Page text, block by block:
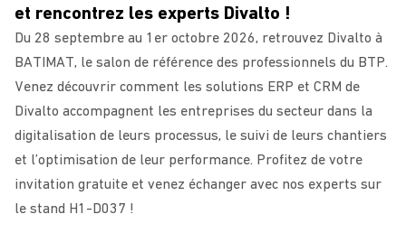
et rencontrez les experts Divalto !
Du 28 septembre au 1er octobre 2026, retrouvez Divalto à
BATIMAT, le salon de référence des professionnels du BTP.
Venez découvrir comment les solutions ERP et CRM de
Divalto accompagnent les entreprises du secteur dans la
digitalisation de leurs processus, le suivi de leurs chantiers
et l’optimisation de leur performance. Profitez de votre
invitation gratuite et venez échanger avec nos experts sur
le stand H1-D037 !